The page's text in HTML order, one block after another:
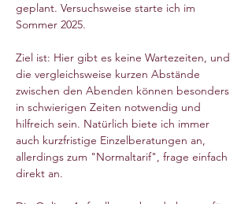
geplant. Versuchsweise starte ich im
Sommer 2025.
Ziel ist: Hier gibt es keine Wartezeiten, und
die vergleichsweise kurzen Abstände
zwischen den Abenden können besonders
in schwierigen Zeiten notwendig und
hilfreich sein. Natürlich biete ich immer
auch kurzfristige Einzelberatungen an,
allerdings zum "Normaltarif", frage einfach
direkt an.